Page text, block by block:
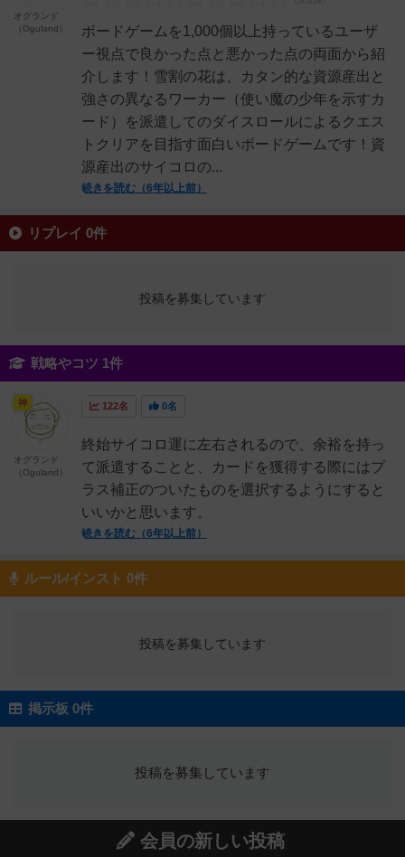
ボードゲームを1,000個以上持っているユーザ
ー視点で良かった点と悪かった点の両面から紹
介します！雪割の花は、カタン的な資源産出と
強さの異なるワーカー（使い魔の少年を示すカ
ード）を派遣してのダイスロールによるクエス
トクリアを目指す面白いボードゲームです！資
源産出のサイコロの...
続きを読む（6年以上前）
オグランド
（Oguland）
リプレイ 0件
投稿を募集しています
戦略やコツ 1件
122名 0名
終始サイコロ運に左右されるので、余裕を持っ
て派遣することと、カードを獲得する際にはプ
ラス補正のついたものを選択するようにすると
いいかと思います。
続きを読む（6年以上前）
神
オグランド
（Oguland）
ルール/インスト 0件
投稿を募集しています
掲示板 0件
投稿を募集しています
会員の新しい投稿